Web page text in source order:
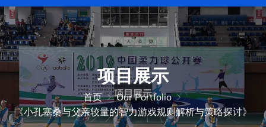
项目展示
首页
Our Portfolio
《小孔塞桑与父亲较量的智力游戏规则解析与策略探讨》